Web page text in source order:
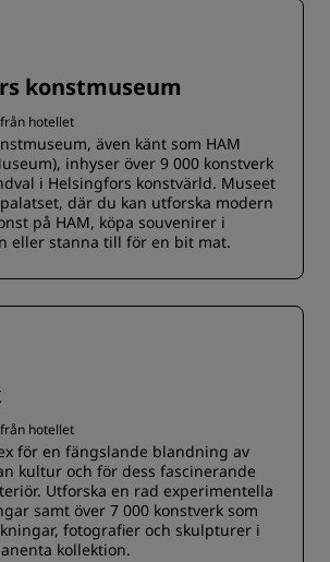
konstmuseum
hotellet
även känt som HAM
inhyser över 9 000 konstverk
i Helsingfors konstvärld. Museet
där du kan utforska modern
på HAM, köpa souvenirer i
eller stanna till för en bit mat.
hotellet
för en fängslande blandning av
kultur och för dess fascinerande
Utforska en rad experimentella
samt över 7 000 konstverk som
fotografier och skulpturer i
kollektion.